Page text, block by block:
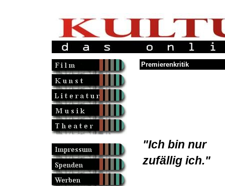
Premierenkritik
"Ich bin nur
zufällig ich."